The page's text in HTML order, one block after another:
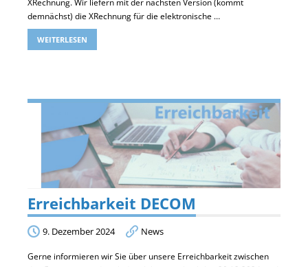
demnächst) die XRechnung für die elektronische …
WEITERLESEN
Erreichbarkeit DECOM
9. Dezember 2024 News
Gerne informieren wir Sie über unsere Erreichbarkeit zwischen